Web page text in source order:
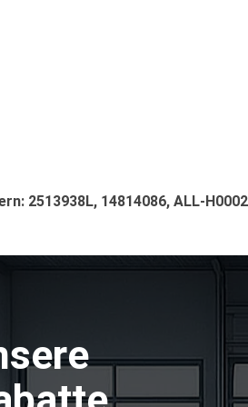
2513938L, 14814086, ALL-